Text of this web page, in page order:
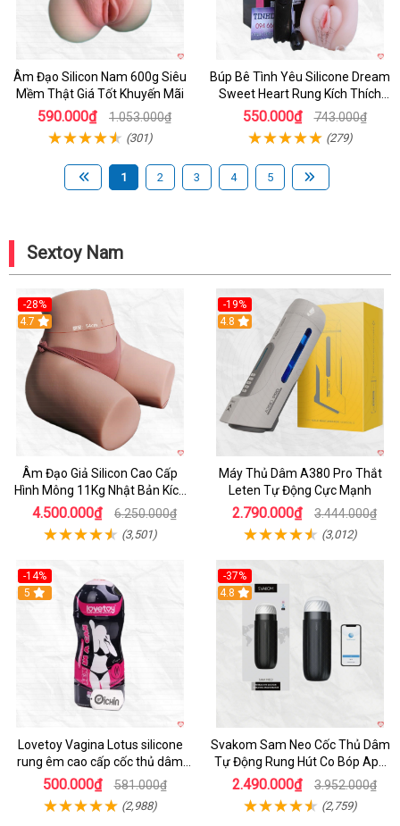
Âm Đạo Silicon Nam 600g Siêu
Mềm Thật Giá Tốt Khuyến Mãi
590.000₫ 1.053.000₫
(301)
Búp Bê Tình Yêu Silicone Dream
Sweet Heart Rung Kích Thích
Mua
550.000₫ 743.000₫
(279)
1 2 3 4 5
Sextoy Nam
-28%
4.7
Âm Đạo Giả Silicon Cao Cấp
Hình Mông 11Kg Nhật Bản Kích
Thước Như Thật
4.500.000₫ 6.250.000₫
(3,501)
-19%
Hot
4.8
Máy Thủ Dâm A380 Pro Thắt
Leten Tự Động Cực Mạnh
2.790.000₫ 3.444.000₫
(3,012)
-14%
Hot
5
Lovetoy Vagina Lotus silicone
rung êm cao cấp cốc thủ dâm
nam
500.000₫ 581.000₫
(2,988)
-37%
4.8
Svakom Sam Neo Cốc Thủ Dâm
Tự Động Rung Hút Co Bóp App
Điều Khiển
2.490.000₫ 3.952.000₫
(2,759)